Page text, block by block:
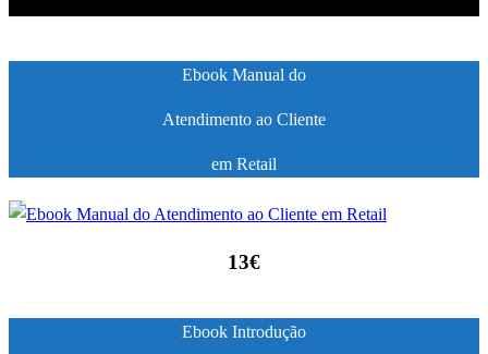
Ebook Manual do
Atendimento ao Cliente
em Retail
13€
Ebook Introdução